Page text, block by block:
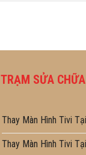
TRẠM SỬA
Thay Màn Hình Tivi
Thay Màn Hình Tivi